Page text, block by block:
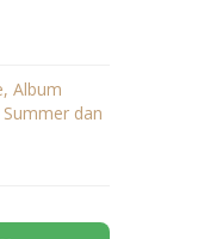
Album
dan